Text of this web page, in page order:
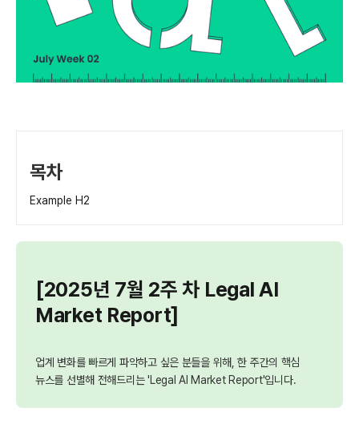
목차
Example H2
[2025년 7월 2주 차 Legal AI
Market Report]
업계 변화를 빠르게 파악하고 싶은 분들을 위해, 한 주간의 핵심
뉴스를 선별해 전해드리는 'Legal AI Market Report'입니다.